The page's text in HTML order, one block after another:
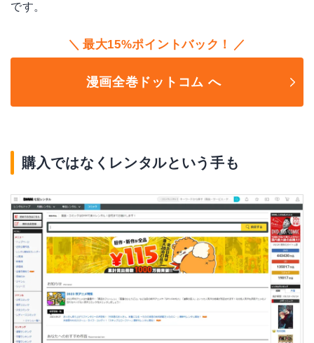
です。
最大15%ポイントバック！
漫画全巻ドットコム へ
購入ではなくレンタルという手も